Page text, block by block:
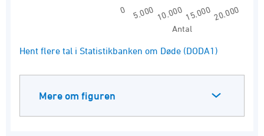
Antal
0 5.000 10.00015.00020.000
End of interactive chart.
Hent flere tal i Statistikbanken om Døde (DODA1)
Mere om figuren